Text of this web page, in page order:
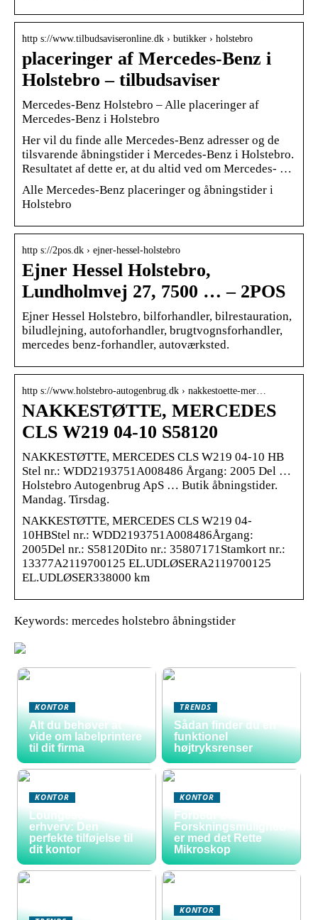
http s://www.tilbudsaviseronline.dk › butikker › holstebro
placeringer af Mercedes-Benz i
Holstebro – tilbudsaviser
Mercedes-Benz Holstebro – Alle placeringer af
Mercedes-Benz i Holstebro
Her vil du finde alle Mercedes-Benz adresser og de
tilsvarende åbningstider i Mercedes-Benz i Holstebro.
Resultatet af dette er, at du altid ved om Mercedes- …
Alle Mercedes-Benz placeringer og åbningstider i
Holstebro
http s://2pos.dk › ejner-hessel-holstebro
Ejner Hessel Holstebro,
Lundholmvej 27, 7500 … – 2POS
Ejner Hessel Holstebro, bilforhandler, bilrestauration,
biludlejning, autoforhandler, brugtvognsforhandler,
mercedes benz-forhandler, autoværksted.
http s://www.holstebro-autogenbrug.dk › nakkestoette-mer…
NAKKESTØTTE, MERCEDES
CLS W219 04-10 S58120
NAKKESTØTTE, MERCEDES CLS W219 04-10 HB
Stel nr.: WDD2193751A008486 Årgang: 2005 Del …
Holstebro Autogenbrug ApS … Butik åbningstider.
Mandag. Tirsdag.
NAKKESTØTTE, MERCEDES CLS W219 04-
10HBStel nr.: WDD2193751A008486Årgang:
2005Del nr.: S58120Dito nr.: 35807171Stamkort nr.:
13377A2119700125 EL.UDLØSERA2119700125
EL.UDLØSER338000 km
Keywords: mercedes holstebro åbningstider
KONTOR
Alt du behøver at
vide om labelprintere
til dit firma
TRENDS
Sådan finder du en
funktionel
højtryksrenser
KONTOR
Loungesofa til
erhverv: Den
perfekte tilføjelse til
dit kontor
KONTOR
Forbedr Dine
Forskningsmulighed
er med det Rette
Mikroskop
KONTOR